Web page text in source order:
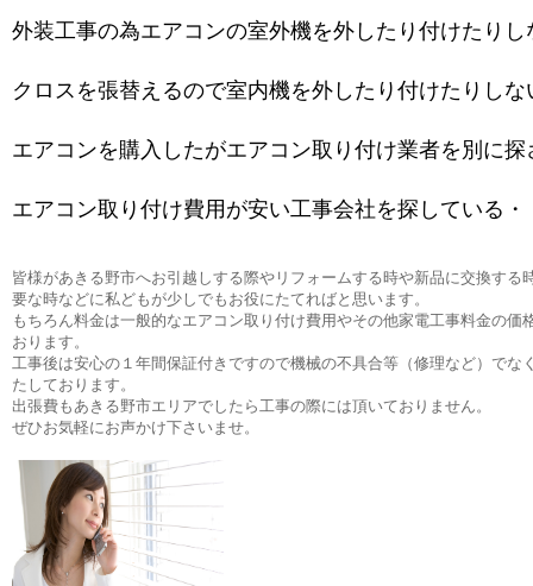
外装工事の為エアコンの室外機を外したり付けたりし
クロスを張替えるので室内機を外したり付けたりしな
エアコンを購入したがエアコン取り付け業者を別に
エアコン取り付け費用が安い工事会社を探している・
皆様があきる野市へお引越しする際やリフォームする時や新品に交換する
要な時などに私どもが少しでもお役にたてればと思います。
もちろん料金は一般的なエアコン取り付け費用やその他家電工事料金の価
おります。
工事後は安心の１年間保証付きですので機械の不具合等（修理など）でな
たしております。
出張費もあきる野市エリアでしたら工事の際には頂いておりません。
ぜひお気軽にお声かけ下さいませ。